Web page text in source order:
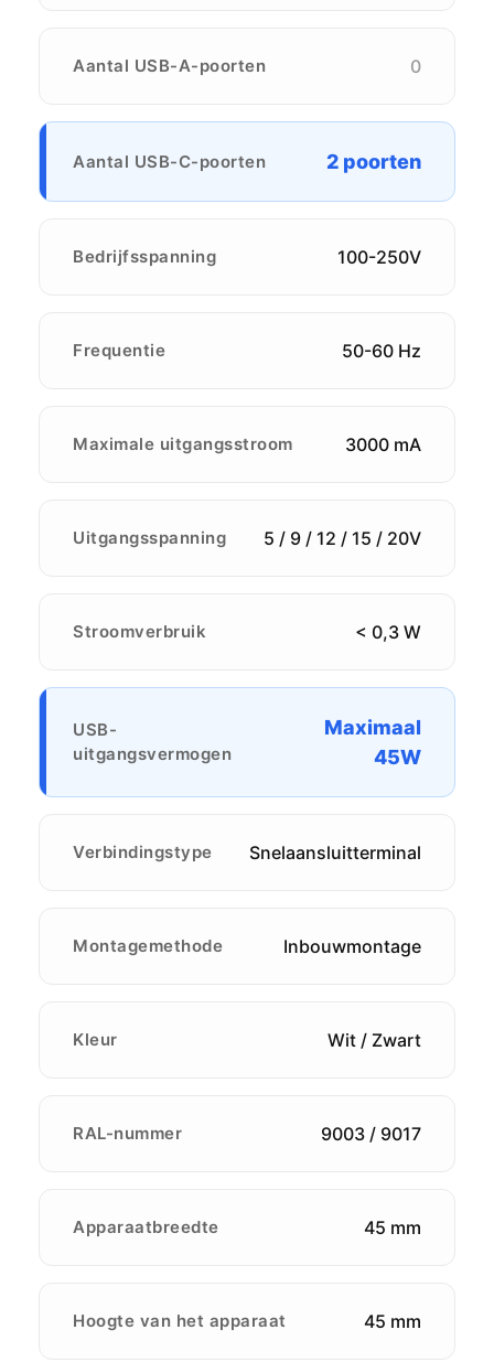
Aantal USB-A-poorten 0
Aantal USB-C-poorten 2 poorten
Bedrijfsspanning 100-250V
Frequentie 50-60 Hz
Maximale uitgangsstroom 3000 mA
Uitgangsspanning 5 / 9 / 12 / 15 / 20V
Stroomverbruik < 0,3 W
USB-
uitgangsvermogen
Maximaal
45W
Verbindingstype Snelaansluitterminal
Montagemethode Inbouwmontage
Kleur Wit / Zwart
RAL-nummer 9003 / 9017
Apparaatbreedte 45 mm
Hoogte van het apparaat 45 mm